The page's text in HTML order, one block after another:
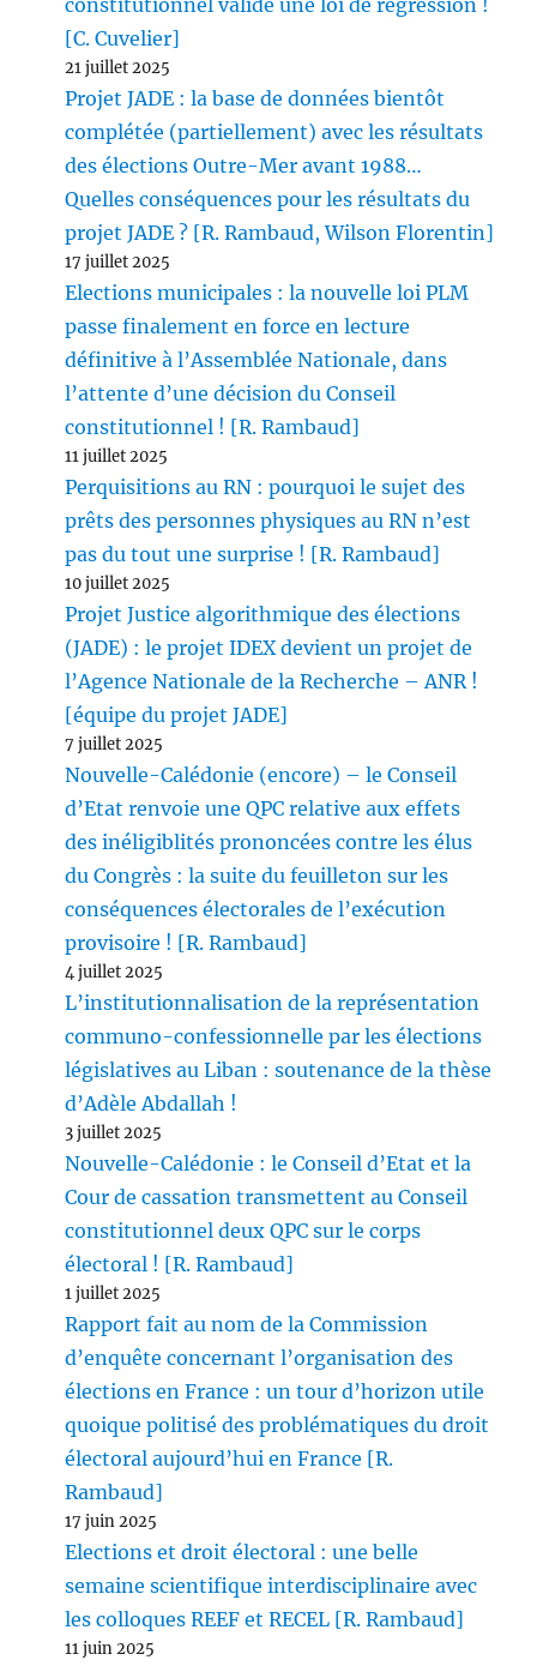
constitutionnel valide une loi de régression !
[C. Cuvelier]
21 juillet 2025
Projet JADE : la base de données bientôt
complétée (partiellement) avec les résultats
des élections Outre-Mer avant 1988…
Quelles conséquences pour les résultats du
projet JADE ? [R. Rambaud, Wilson Florentin]
17 juillet 2025
Elections municipales : la nouvelle loi PLM
passe finalement en force en lecture
définitive à l’Assemblée Nationale, dans
l’attente d’une décision du Conseil
constitutionnel ! [R. Rambaud]
11 juillet 2025
Perquisitions au RN : pourquoi le sujet des
prêts des personnes physiques au RN n’est
pas du tout une surprise ! [R. Rambaud]
10 juillet 2025
Projet Justice algorithmique des élections
(JADE) : le projet IDEX devient un projet de
l’Agence Nationale de la Recherche – ANR !
[équipe du projet JADE]
7 juillet 2025
Nouvelle-Calédonie (encore) – le Conseil
d’Etat renvoie une QPC relative aux effets
des inéligiblités prononcées contre les élus
du Congrès : la suite du feuilleton sur les
conséquences électorales de l’exécution
provisoire ! [R. Rambaud]
4 juillet 2025
L’institutionnalisation de la représentation
communo-confessionnelle par les élections
législatives au Liban : soutenance de la thèse
d’Adèle Abdallah !
3 juillet 2025
Nouvelle-Calédonie : le Conseil d’Etat et la
Cour de cassation transmettent au Conseil
constitutionnel deux QPC sur le corps
électoral ! [R. Rambaud]
1 juillet 2025
Rapport fait au nom de la Commission
d’enquête concernant l’organisation des
élections en France : un tour d’horizon utile
quoique politisé des problématiques du droit
électoral aujourd’hui en France [R.
Rambaud]
17 juin 2025
Elections et droit électoral : une belle
semaine scientifique interdisciplinaire avec
les colloques REEF et RECEL [R. Rambaud]
11 juin 2025